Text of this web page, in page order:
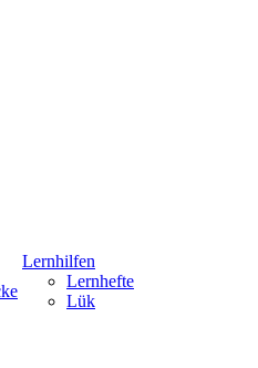
Lernhilfen
Lernhefte
Lük